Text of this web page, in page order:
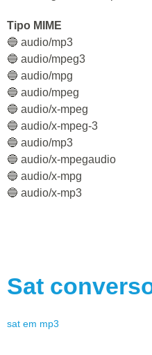
Tipo MIME
🔵 audio/mp3
🔵 audio/mpeg3
🔵 audio/mpg
🔵 audio/mpeg
🔵 audio/x-mpeg
🔵 audio/x-mpeg-3
🔵 audio/mp3
🔵 audio/x-mpegaudio
🔵 audio/x-mpg
🔵 audio/x-mp3
Sat
sat em mp3